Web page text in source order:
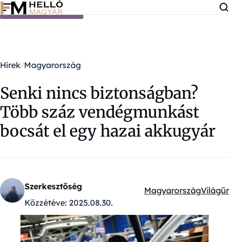
Ugrás a tartalomra
Hírek Magyarország
Senki nincs biztonságban?
Több száz vendégmunkást
bocsát el egy hazai akkugyár
Szerkesztőség
Közzétéve: 2025.08.30.
Kategóriák:
MagyarországVilágűr